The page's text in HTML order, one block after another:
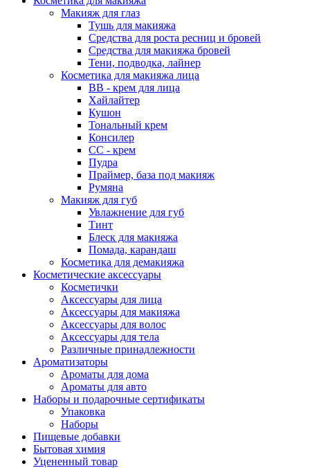
Макияж для глаз
Тушь для макияжа
Средства для роста ресниц и бровей
Средства для макияжа бровей
Тени, подводка, лайнер
Косметика для макияжа лица
ВВ - крем для лица
Хайлайтер
Кушон
Тональный крем
Консилер
СС - крем
Пудра
Праймер, база под макияж
Румяна
Макияж для губ
Увлажнение для губ
Тинт
Блеск для макияжа
Помада, карандаш
Косметика для демакияжа
Косметические аксессуары
Косметички
Аксессуары для лица
Аксессуары для макияжа
Аксессуары для волос
Аксессуары для тела
Различные принадлежности
Ароматизаторы
Ароматы для дома
Ароматы для авто
Наборы и подарочные сертификаты
Упаковка
Наборы
Пищевые добавки
Бытовая химия
Уцененный товар